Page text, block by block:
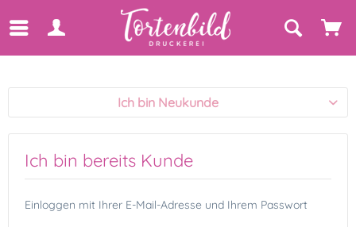
Ich bin Neukunde
Ich bin bereits Kunde
Einloggen mit Ihrer E-Mail-Adresse und Ihrem Passwort